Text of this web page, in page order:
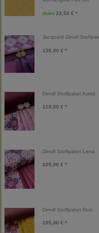
25,00 € 22,50 € *
Jacquard Dirndl
130,00 € *
Dirndl Stoffpaket Astrid
110,00 € *
Dirndl Stoffpaket Lena
105,00 € *
Dirndl Stoffpaket Rosi
105,00 € *